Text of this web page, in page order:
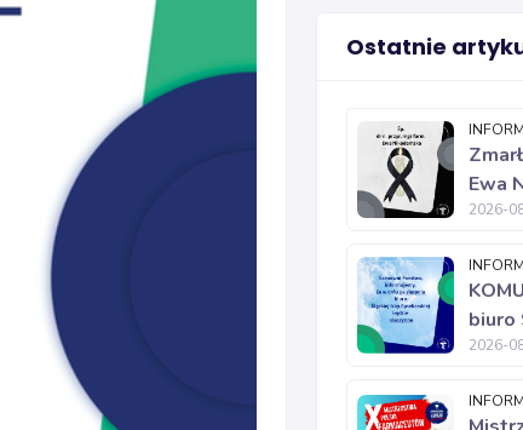
Ostatnie
Ewa
2026-
biuro
2026-